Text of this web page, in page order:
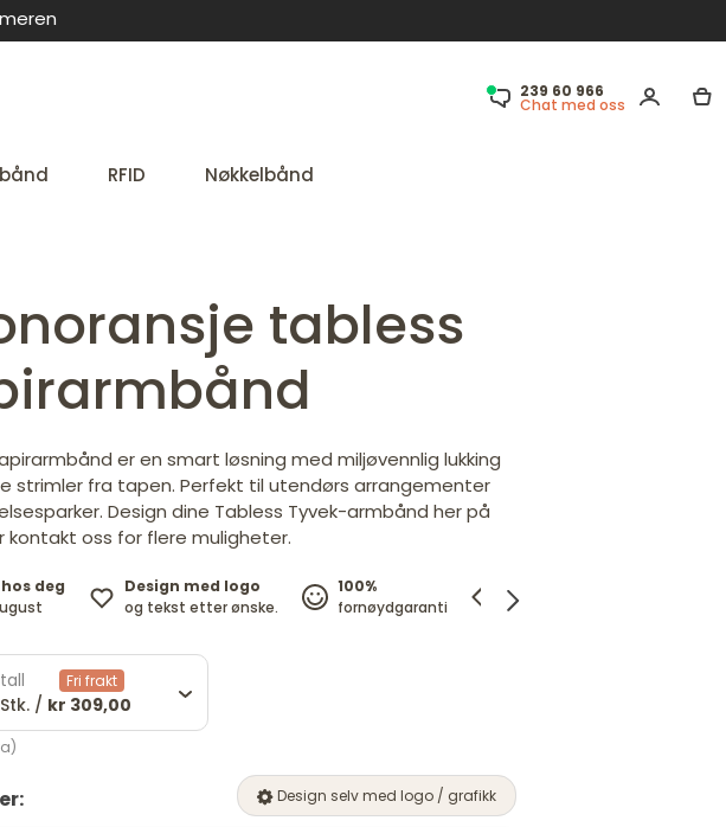
239 60 966
Chat med oss
RFID Nøkkelbånd
tabless
er en smart løsning med miljøvennlig lukking
strimler fra tapen. Perfekt til utendørs arrangementer
Design dine Tabless Tyvek-armbånd her på
kontakt oss for flere muligheter.
deg
Design med logo
og tekst etter ønske.
100%
fornøydgaranti
vi matcher prisen
Fri frakt
/ kr 309,00
Design selv med logo / grafikk